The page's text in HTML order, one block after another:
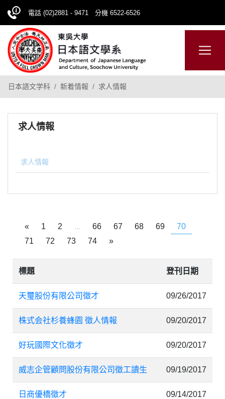
電話 (02)2881 - 9471 分機 6522-6526
CHINESE 網站導覽
日本語文学科 新着情報 求人情報
求人情報
求人情報
« 1 2 ... 66 67 68 69
70
71
72 73 74 »
標題 登刊日期
天璽股份有限公司徵才 09/26/2017
株式会社杉養蜂園 徵人情報 09/20/2017
好玩國際文化徵才 09/20/2017
威志企管顧問股份有限公司徵工讀生 09/19/2017
日商優橋徵才 09/14/2017